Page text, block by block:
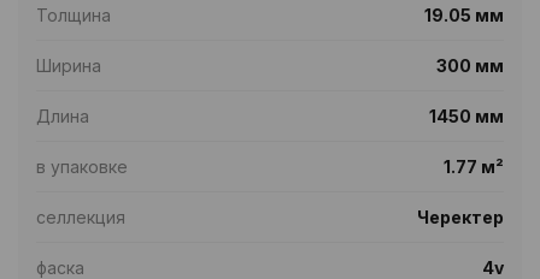
Толщина 19.05 мм
Ширина 300 мм
Длина 1450 мм
в упаковке 1.77 м²
селлекция Черектер
фаска 4v